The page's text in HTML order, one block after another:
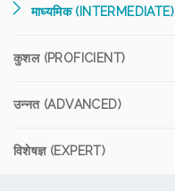
माध्यमिक (INTERMEDIATE)
कुशल (PROFICIENT)
उन्नत (ADVANCED)
विशेषज्ञ (EXPERT)